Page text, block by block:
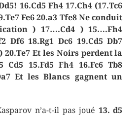
16.Cd5 Fh4 17.Ch4 (17.Tc6
Fe6 20.a3 Tfe8 Ne conduit
) 17….Cd4 ) 15….Fh4
Df6 18.Rg1 Dc6 19.Cd5 Db7
20.Te7 Et les Noirs perdent la
Cd5 15.Fd5 Fh4 16.Fc6 Tb8
Et les Blancs gagnent un
n’a-t-il pas joué 13. d5